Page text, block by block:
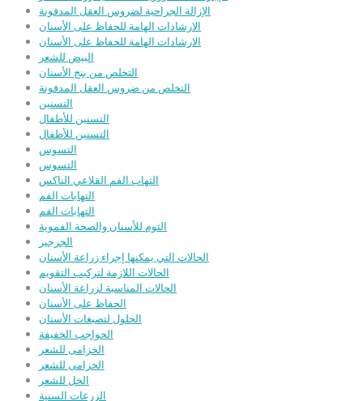
الإزالة الجراحية لضروس العقل المدفونة
الارشادات الهامة للحفاظ على الأسنان
الارشادات الهامة للحفاظ على الأسنان
البيض للشعر
التخلص من بنج الأسنان
التخلص من ضروس العقل المدفونة
التسنين
التسنين للأطفال
التسنين للأطفال
التسوس
التسوس
التهاب الفم القلاعي الناكس
التهابات الفم
التهابات الفم
الثوم للأسنان والصحة الفموية
الجرجير
الحالات التي يمكنها إجراء زراعة الأسنان
الحالات اللازمة لتركيب التقويم
الحالات المناسبة لزراعة الأسنان
الحفاظ على الأسنان
الحلول لتصبغات الأسنان
الحواجب الخفيفة
الخزامى للشعر
الخزامى للشعر
الخل للشعر
الزرعات السنية